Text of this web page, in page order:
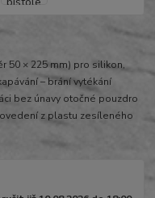
50 × 225 mm) pro silikon,
– brání vytékání
bez únavy otočné pouzdro
z plastu zesíleného